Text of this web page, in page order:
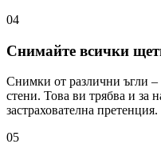
04
Снимайте всички
Снимки от различни ъгли –
стени. Това ви трябва и за
застрахователна претенция.
05